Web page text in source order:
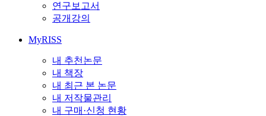
연구보고서
공개강의
MyRISS
내 추천논문
내 책장
내 최근 본 논문
내 저작물관리
내 구매·신청 현황